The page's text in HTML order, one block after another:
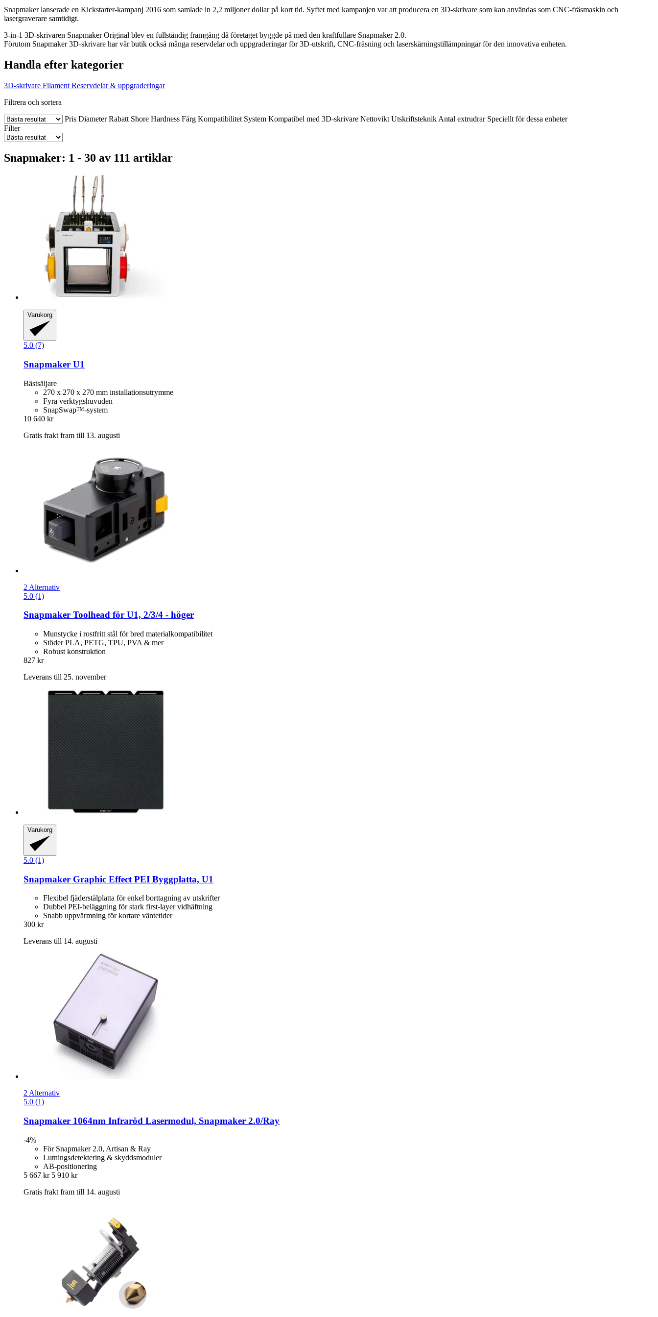
Snapmaker lanserade en Kickstarter-kampanj 2016 som samlade in 2,2 miljoner dollar på kort tid. Syftet med kampanjen var att producera en 3D-skrivare som kan användas som CNC-fräsmaskin och
lasergraverare samtidigt.
3-in-1 3D-skrivaren Snapmaker Original blev en fullständig framgång då företaget byggde på med den kraftfullare Snapmaker 2.0.
Förutom Snapmaker 3D-skrivare har vår butik också många reservdelar och uppgraderingar för 3D-utskrift, CNC-fräsning och laserskärningstillämpningar för den innovativa enheten.
Handla efter kategorier
3D-skrivare Filament Reservdelar & uppgraderingar
Filtrera och sortera
Pris Diameter Rabatt Shore Hardness Färg Kompatibilitet System Kompatibel med 3D-skrivare Nettovikt Utskriftsteknik Antal extrudrar Speciellt för dessa enheter
Filter
Snapmaker: 1 - 30 av 111 artiklar
Varukorg
5.0 (7)
Snapmaker U1
Bästsäljare
270 x 270 x 270 mm installationsutrymme
Fyra verktygshuvuden
SnapSwap™-system
10 640 kr
Gratis frakt fram till 13. augusti
2 Alternativ
5.0 (1)
Snapmaker Toolhead för U1, 2/3/4 -​ höger
Munstycke i rostfritt stål för bred materialkompatibilitet
Stöder PLA, PETG, TPU, PVA & mer
Robust konstruktion
827 kr
Leverans till 25. november
Varukorg
5.0 (1)
Snapmaker Graphic Effect PEI Byggplatta, U1
Flexibel fjäderstålplatta för enkel borttagning av utskrifter
Dubbel PEI-beläggning för stark first-layer vidhäftning
Snabb uppvärmning för kortare väntetider
300 kr
Leverans till 14. augusti
2 Alternativ
5.0 (1)
Snapmaker 1064nm Infraröd Lasermodul, Snapmaker 2.0/Ray
-4%
För Snapmaker 2.0, Artisan & Ray
Lutningsdetektering & skyddsmoduler
AB-positionering
5 667 kr 5 910 kr
Gratis frakt fram till 14. augusti